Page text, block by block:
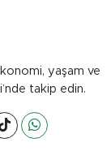
yaşam ve
takip edin.